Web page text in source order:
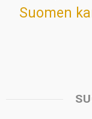
Suomen